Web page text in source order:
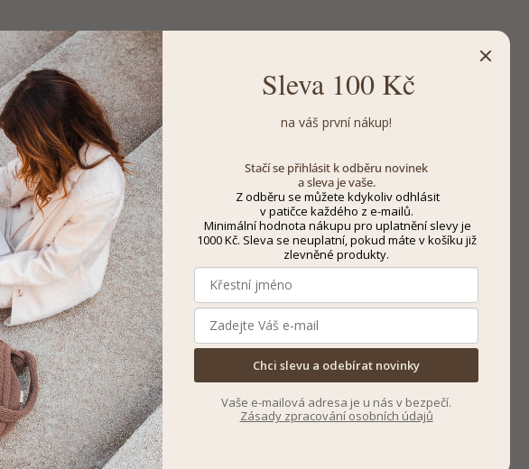
Sleva 100 Kč
na váš první nákup!
Stačí se přihlásit k odběru novinek
a sleva je vaše.
Z odběru se můžete kdykoliv odhlásit
v patičce každého z e-mailů.
Minimální hodnota nákupu pro uplatnění slevy je
1000 Kč. Sleva se neuplatní, pokud máte v košíku již
zlevněné produkty.
Chci slevu a odebírat novinky
Vaše e-mailová adresa je u nás v bezpečí.
Zásady zpracování osobních údajů